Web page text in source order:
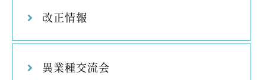
改正情報
異業種交流会